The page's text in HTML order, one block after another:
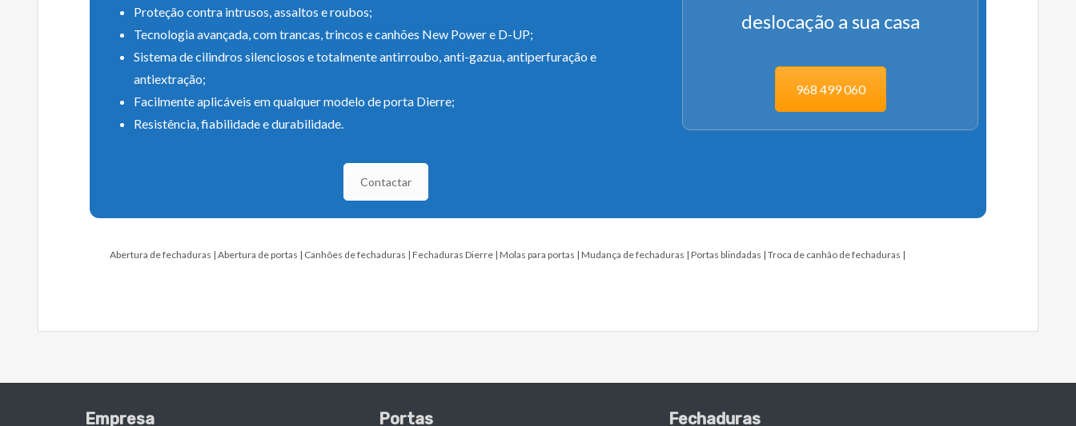
Proteção contra intrusos, assaltos e roubos;
Tecnologia avançada, com trancas, trincos e canhões New Power e D-UP;
Sistema de cilindros silenciosos e totalmente antirroubo, anti-gazua, antiperfuração e
antiextração;
Facilmente aplicáveis em qualquer modelo de porta Dierre;
Resistência, fiabilidade e durabilidade.
Contactar
deslocação a sua casa
968 499 060
Abertura de fechaduras Abertura de portas Canhões de fechaduras Fechaduras Dierre Molas para portas Mudança de fechaduras Portas blindadas Troca de canhão de fechaduras
Empresa Portas Fechaduras